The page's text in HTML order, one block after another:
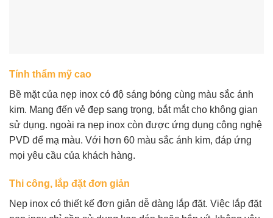
Tính thẩm mỹ cao
Bề mặt của nẹp inox có độ sáng bóng cùng màu sắc ánh
kim. Mang đến vẻ đẹp sang trọng, bắt mắt cho không gian
sử dụng. ngoài ra nẹp inox còn được ứng dụng công nghệ
PVD để mạ màu. Với hơn 60 màu sắc ánh kim, đáp ứng
mọi yêu cầu của khách hàng.
Thi công, lắp đặt đơn giản
Nẹp inox có thiết kế đơn giản dễ dàng lắp đặt. Việc lắp đặt